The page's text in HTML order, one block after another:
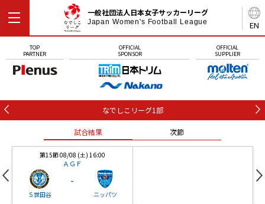
EN
一般社団法人日本女子サッカーリーグ
Japan Women's Football League
TOP
PARTNER
OFFICIAL
SPONSOR
OFFICIAL
SUPPLIER
なでしこリーグ1部
試合結果 次節
第15節 08/08 (土) 16:00
ＡＧＦ
Ｓ世田谷
-
ニッパツ